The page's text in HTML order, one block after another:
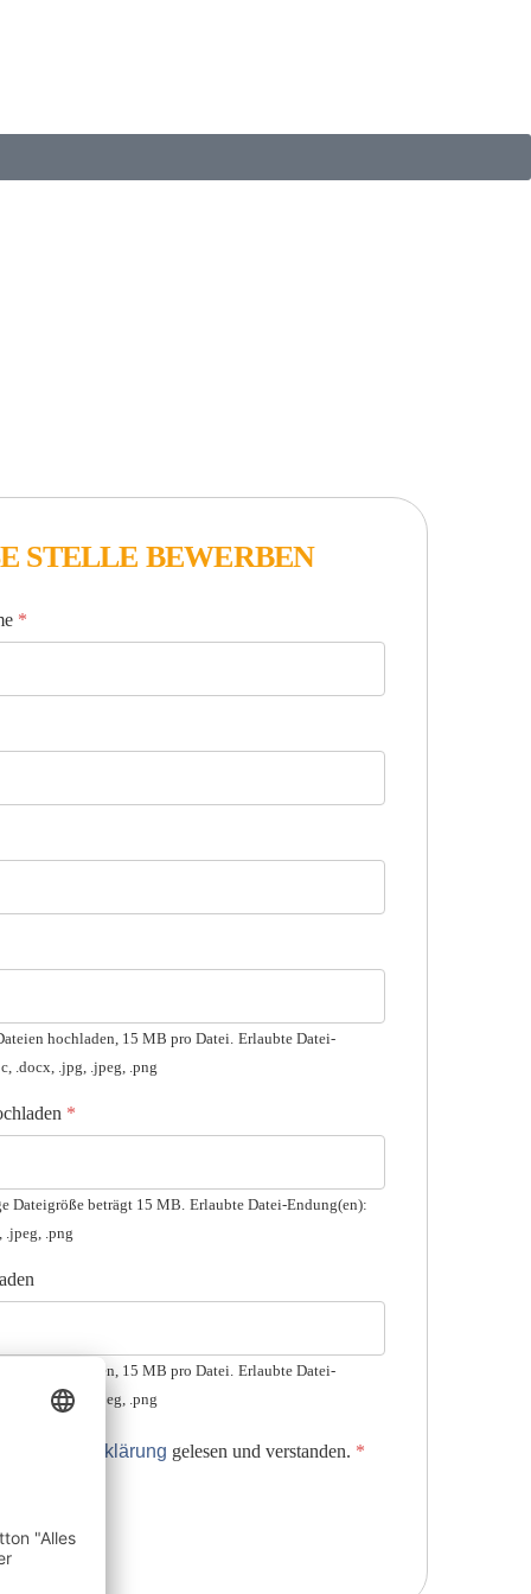
STELLE BEWERBEN
*
hochladen, 15 MB pro Datei. Erlaubte Datei-
.docx, .jpg, .jpeg, .png
*
Dateigröße beträgt 15 MB. Erlaubte Datei-Endung(en):
.jpeg, .png
hochladen, 15 MB pro Datei. Erlaubte Datei-
.docx, .jpg, .jpeg, .png
gelesen und verstanden. *